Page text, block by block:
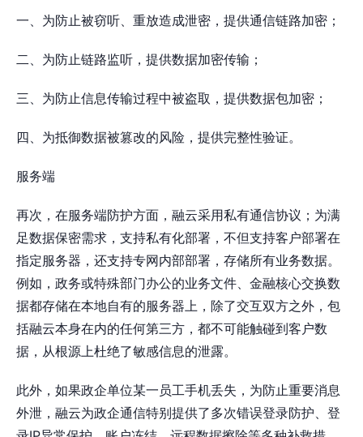
一、为防止被窃听、重放造成泄密，提供通信链路加密；
二、为防止链路监听，提供数据加密传输；
三、为防止信息传输过程中被盗取，提供数据包加密；
四、为抵御数据被篡改的风险，提供完整性验证。
服务端
再次，在服务端防护方面，融云采用私有通信协议；为满
足数据保密需求，支持私有化部署，不但支持客户部署在
指定服务器，还支持专网内部部署，存储所有业务数据。
例如，政务或特殊部门办公的业务文件、金融核心交换数
据都存储在本地自有的服务器上，除了交互双方之外，包
括融云本身在内的任何第三方，都不可能触碰到客户数
据，从根源上杜绝了敏感信息的泄露。
此外，如果政企单位某一员工手机丢失，为防止重要消息
外泄，融云为政企通信特别提供了多次错误登录防护、登